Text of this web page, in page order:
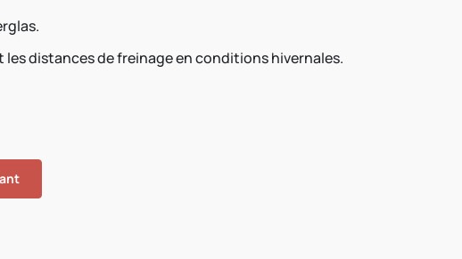
distances de freinage en conditions hivernales.